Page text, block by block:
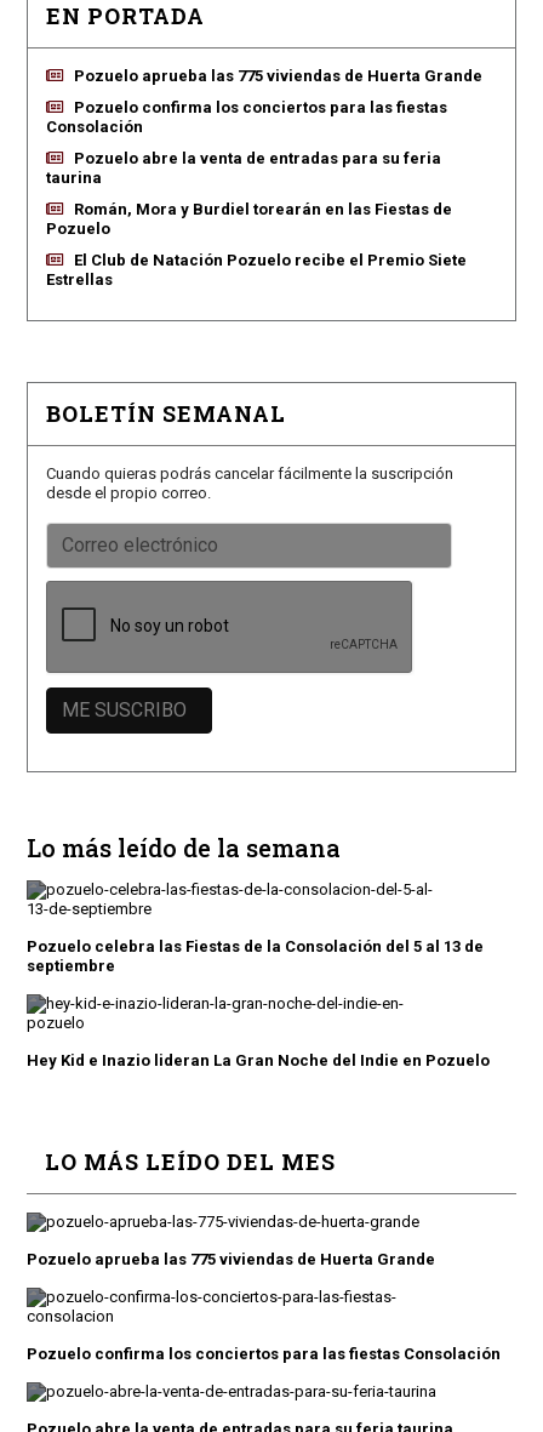
EN PORTADA
Pozuelo aprueba las 775 viviendas de Huerta Grande
Pozuelo confirma los conciertos para las fiestas
Consolación
Pozuelo abre la venta de entradas para su feria
taurina
Román, Mora y Burdiel torearán en las Fiestas de
Pozuelo
El Club de Natación Pozuelo recibe el Premio Siete
Estrellas
BOLETÍN SEMANAL
Cuando quieras podrás cancelar fácilmente la suscripción
desde el propio correo.
Lo más leído de la semana
Pozuelo celebra las Fiestas de la Consolación del 5 al 13 de
septiembre
Hey Kid e Inazio lideran La Gran Noche del Indie en Pozuelo
LO MÁS LEÍDO DEL MES
Pozuelo aprueba las 775 viviendas de Huerta Grande
Pozuelo confirma los conciertos para las fiestas Consolación